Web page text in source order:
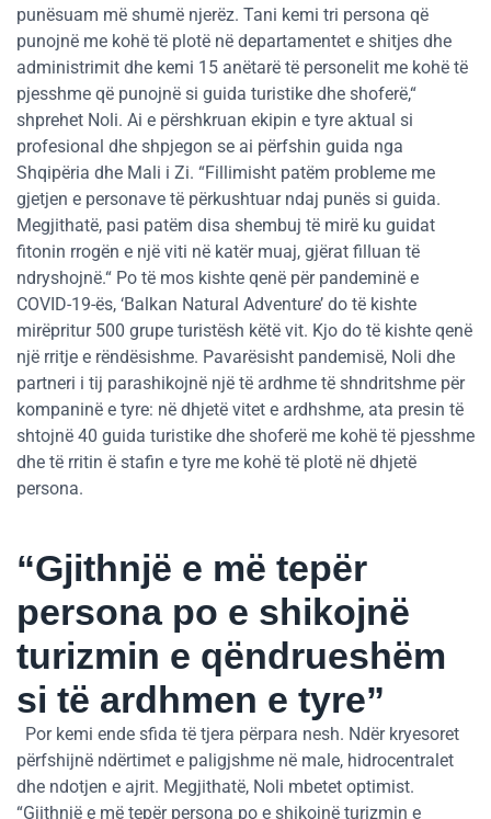
punësuam më shumë njerëz. Tani kemi tri persona që
punojnë me kohë të plotë në departamentet e shitjes dhe
administrimit dhe kemi 15 anëtarë të personelit me kohë të
pjesshme që punojnë si guida turistike dhe shoferë,“
shprehet Noli. Ai e përshkruan ekipin e tyre aktual si
profesional dhe shpjegon se ai përfshin guida nga
Shqipëria dhe Mali i Zi. “Fillimisht patëm probleme me
gjetjen e personave të përkushtuar ndaj punës si guida.
Megjithatë, pasi patëm disa shembuj të mirë ku guidat
fitonin rrogën e një viti në katër muaj, gjërat filluan të
ndryshojnë.“ Po të mos kishte qenë për pandeminë e
COVID-19-ës, ‘Balkan Natural Adventure’ do të kishte
mirëpritur 500 grupe turistësh këtë vit. Kjo do të kishte qenë
një rritje e rëndësishme. Pavarësisht pandemisë, Noli dhe
partneri i tij parashikojnë një të ardhme të shndritshme për
kompaninë e tyre: në dhjetë vitet e ardhshme, ata presin të
shtojnë 40 guida turistike dhe shoferë me kohë të pjesshme
dhe të rritin ë stafin e tyre me kohë të plotë në dhjetë
persona.
“Gjithnjë e më tepër
persona po e shikojnë
turizmin e qëndrueshëm
si të ardhmen e tyre”
Por kemi ende sfida të tjera përpara nesh. Ndër kryesoret
përfshijnë ndërtimet e paligjshme në male, hidrocentralet
dhe ndotjen e ajrit. Megjithatë, Noli mbetet optimist.
“Gjithnjë e më tepër persona po e shikojnë turizmin e